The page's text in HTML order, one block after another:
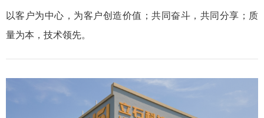
以客户为中心，为客户创造价值；共同奋斗，共同分享；质
量为本，技术领先。